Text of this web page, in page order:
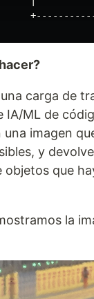
carga de
IA/ML de
imagen
y
objetos que
la